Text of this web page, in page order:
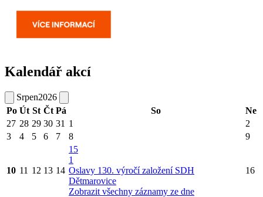
Kalendář akcí
Srpen2026
Po Út St Čt Pá So
Ne
27 28 29 30 31 1
2
3
4 5 6 7 8 9
10 11 12 13 14
15
1
Oslavy 130. výročí založení SDH
Dětmarovice
Zobrazit všechny záznamy ze dne
16